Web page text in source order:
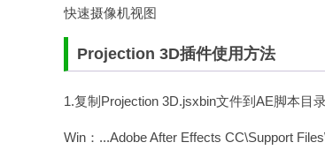
快速摄像机视图
Projection 3D插件使用方法
1.复制Projection 3D.jsxbin文件到AE脚本目录
Win：...Adobe After Effects CC\Support